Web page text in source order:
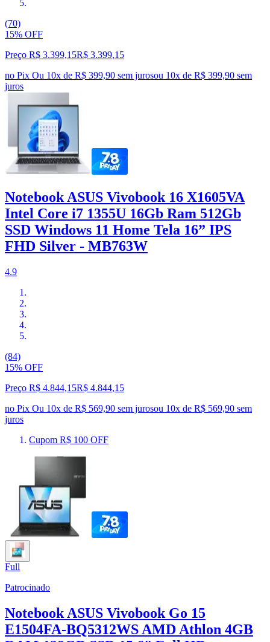
(70)
15% OFF
Preço R$ 3.399,15R$ 3.399,15
no Pix Ou 10x de R$ 399,90 sem jurosou 10x de R$ 399,90 sem
juros
Notebook ASUS Vivobook 16 X1605VA
Intel Core i7 1355U 16Gb Ram 512Gb
SSD Windows 11 Home Tela 16” IPS
FHD Silver - MB763W
4.9
(84)
15% OFF
Preço R$ 4.844,15R$ 4.844,15
no Pix Ou 10x de R$ 569,90 sem jurosou 10x de R$ 569,90 sem
juros
Cupom R$ 100 OFF
Full
Patrocinado
Notebook ASUS Vivobook Go 15
E1504FA-BQ5312WS AMD Athlon 4GB